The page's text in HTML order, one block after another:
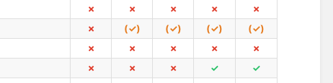
✗ ✗ ✗ ✗
✗
✗ (✓) (✓) (✓)
(✓)
✗ ✗ ✗ ✗
✗
✗ ✗ ✗ ✓
✓